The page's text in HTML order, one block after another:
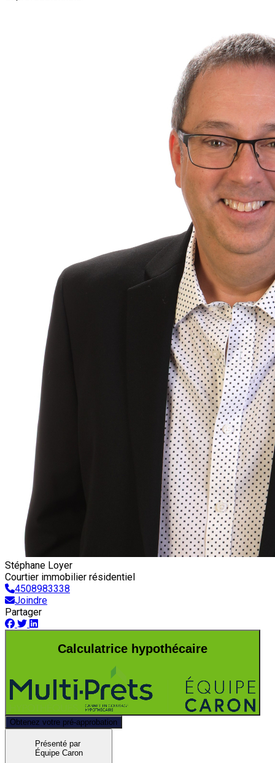
Stéphane Loyer
Courtier immobilier résidentiel
4508983338
Joindre
Partager
Calculatrice hypothécaire
Obtenez votre pré-approbation
Présenté par
Équipe Caron